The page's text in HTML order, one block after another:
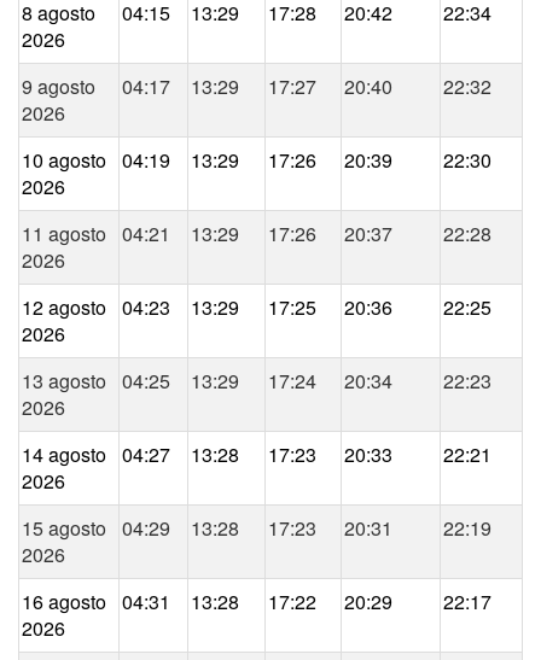
8 agosto
2026
04:15 13:29 17:28 20:42 22:34
9 agosto
2026
04:17 13:29 17:27 20:40 22:32
10 agosto
2026
04:19 13:29 17:26 20:39 22:30
11 agosto
2026
04:21 13:29 17:26 20:37 22:28
12 agosto
2026
04:23 13:29 17:25 20:36 22:25
13 agosto
2026
04:25 13:29 17:24 20:34 22:23
14 agosto
2026
04:27 13:28 17:23 20:33 22:21
15 agosto
2026
04:29 13:28 17:23 20:31 22:19
16 agosto
2026
04:31 13:28 17:22 20:29 22:17